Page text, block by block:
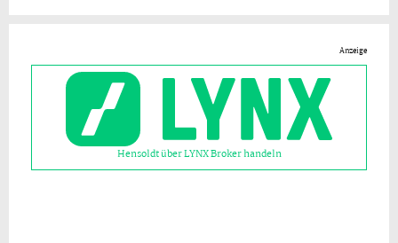
Anzeige
Hensoldt über LYNX Broker handeln